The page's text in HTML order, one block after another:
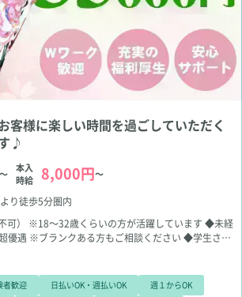
客様に楽しい時間を過ごしていただく
♪
～
本入
時給
8,000円～
り徒歩5分圏内
）
※18～32歳くらいの方が活躍しています ◆未経
優遇 ※ブランクある方もご相談ください ◆学生さん
募＆体験入店大歓迎
者歓迎 日払いOK・週払いOK
週１からOK